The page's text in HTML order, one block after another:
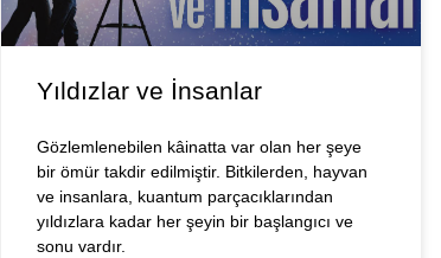
Yıldızlar ve İnsanlar
Gözlemlenebilen kâinatta var olan her şeye
bir ömür takdir edilmiştir. Bitkilerden, hayvan
ve insanlara, kuantum parçacıklarından
yıldızlara kadar her şeyin bir başlangıcı ve
sonu vardır.